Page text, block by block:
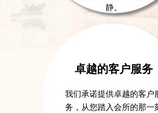
静。
卓越的客户服务
我们承诺提供卓越的客户
务，从您踏入会所的那一